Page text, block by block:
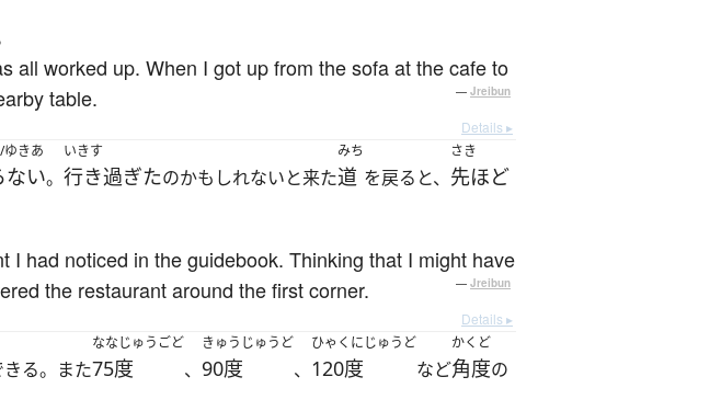
all worked up. When I got up from the sofa at the cafe to
table.
— Jreibun
Details ▸
ゆきあ
ない。
いきす
行き過ぎたのかもしれないと来た
みち
道 を戻ると、
さき
先ほど
had noticed in the guidebook. Thinking that I might have
the restaurant around the first corner.
— Jreibun
Details ▸
る。また
ななじゅうごど
75度 、
きゅうじゅうど
90度 、
ひゃくにじゅうど
120度 など
かくど
角度の